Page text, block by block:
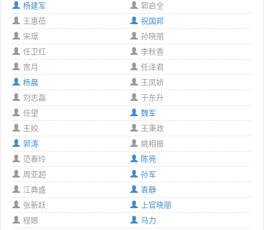
杨建军
郭启全
王惠莅
祝国邦
宋璟
孙晓丽
任卫红
李秋香
宫月
任泽君
杨晨
王凤娇
刘志磊
于东升
任望
魏军
王姣
王秉政
郭涛
姚相振
范春玲
陈亮
周亚超
孙军
江典盛
袁静
张新跃
上官晓丽
程娜
马力